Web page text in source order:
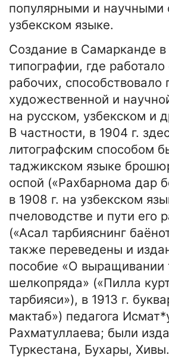
популярными и научными
узбекском языке.
Создание в Самарканде в
типографии, где
рабочих, способствовало
художественной и
на русском, узбекском и
В частности, в 1904 г.
литографским способом
таджикском языке
оспой («Рахбарнома дар
в 1908 г. на узбекском
пчеловодстве и пути его
(«Асал тарбияснинг
также переведены и
пособие «О выращивании
шелкопряда» («Пилла
тарбияси»), в 1913 г.
мактаб») педагога
Рахматуллаева; были
Туркестана, Бухары,